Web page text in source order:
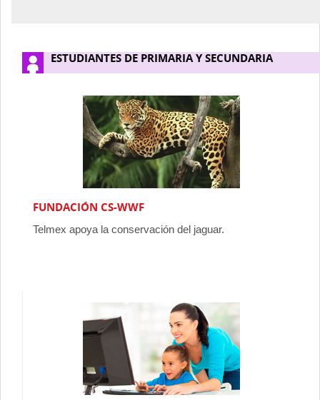
ESTUDIANTES DE PRIMARIA Y SECUNDARIA
FUNDACIÓN CS-WWF
Telmex apoya la conservación del jaguar.